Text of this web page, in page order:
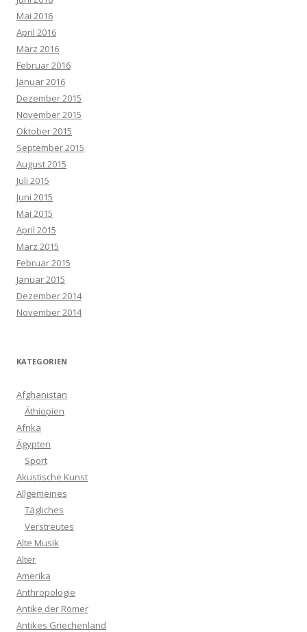
Mai 2016
April 2016
März 2016
Februar 2016
Januar 2016
Dezember 2015
November 2015
Oktober 2015
September 2015
August 2015
Juli 2015
Juni 2015
Mai 2015
April 2015
März 2015
Februar 2015
Januar 2015
Dezember 2014
November 2014
KATEGORIEN
Afghanistan
Äthiopien
Afrika
Ägypten
Sport
Akustische Kunst
Allgemeines
Tägliches
Verstreutes
Alte Musik
Alter
Amerika
Anthropologie
Antike der Römer
Antikes Griechenland